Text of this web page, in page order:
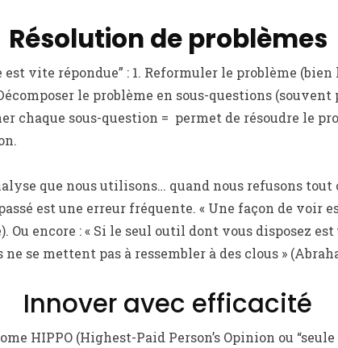
Résolution de problèmes
vite répondue” : 1. Reformuler le problème (bien
le problème en sous-questions
chaque sous-question = permet de résoudre le
que nous utilisons… quand nous refusons
est une erreur fréquente. « Une façon de voir
Ou encore : « Si le seul outil dont vous disposez
ne se mettent pas à ressembler à des clous »
Innover avec efficacité
HIPPO (Highest-Paid Person’s Opinion ou